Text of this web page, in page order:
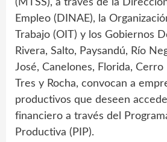
(MTSS), a través de la
Empleo (DINAE), la
Trabajo (OIT) y los Gobiernos
Rivera, Salto, Paysandú, Río
José, Canelones, Florida, Cerro
Tres y Rocha, convocan a
productivos que deseen
financiero a través del
Productiva (PIP).